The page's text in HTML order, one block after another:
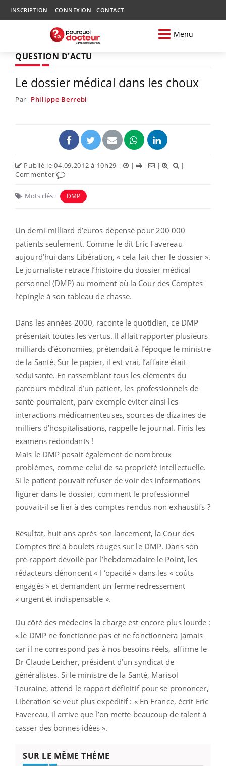
INSCRIPTION CONNEXION CONTACT
Menu
QUESTION D'ACTU
Le dossier médical dans les choux
Par Philippe Berrebi
Publié le 04.09.2012 à 10h29 | | | |
|
Commenter
Mots clés : DMP
Un demi-milliard d’euros dépensé pour 200 000
patients seulement. Comme le dit Eric Favereau
aujourd’hui dans Libération, « cela fait cher le dossier ».
Le journaliste retrace l’histoire du dossier médical
personnel (DMP) au moment où la Cour des Comptes
l’épingle à son tableau de chasse.
Dans les années 2000, raconte le quotidien, ce DMP
présentait toutes les vertus. Il allait rapporter plusieurs
milliards d’économies, prétendait à l’époque le ministre
de la Santé. Sur le papier, il est vrai, l’affaire était
séduisante. En rassemblant tous les éléments du
parcours médical d’un patient, les professionnels de
santé pourraient, parv exemple éviter ainsi les
interactions médicamenteuses, sources de dizaines de
milliers d’hospitalisations, rappelle le journal. Finis les
examens redondants !
Mais le DMP posait également de nombreux
problèmes, comme celui de sa propriété intellectuelle.
Si le patient pouvait refuser de voir des informations
figurer dans le dossier, comment le professionnel
pouvait-il se fier à des comptes rendus non exhaustifs ?
Résultat, huit ans après son lancement, la Cour des
Comptes tire à boulets rouges sur le DMP. Dans son
pré-rapport dévoilé par l’hebdomadaire le Point, les
rédacteurs dénoncent « l ‘opacité » dans les « coûts
engagés » et demandent un ferme redressement
« urgent et indispensable ».
Du côté des médecins la charge est encore plus lourde :
« le DMP ne fonctionne pas et ne fonctionnera jamais
car il ne correspond pas à nos besoins réels, affirme le
Dr Claude Leicher, président d’un syndicat de
généralistes. Si le ministre de la Santé, Marisol
Touraine, attend le rapport définitif pour se prononcer,
Libération se veut plus expéditif : « En France, écrit Eric
Favereau, il arrive que l’on mette beaucoup de talent à
casser des bonnes idées ».
SUR LE MÊME THÈME